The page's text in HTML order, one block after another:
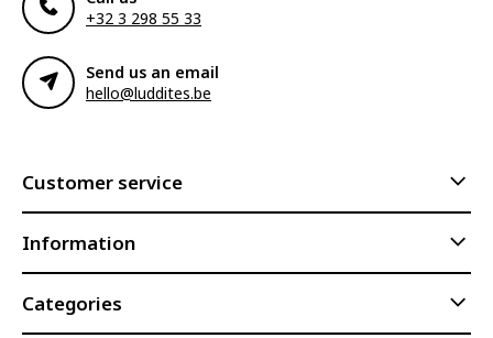
+32 3 298 55 33
Send us an email
hello@luddites.be
Customer service
Information
Categories